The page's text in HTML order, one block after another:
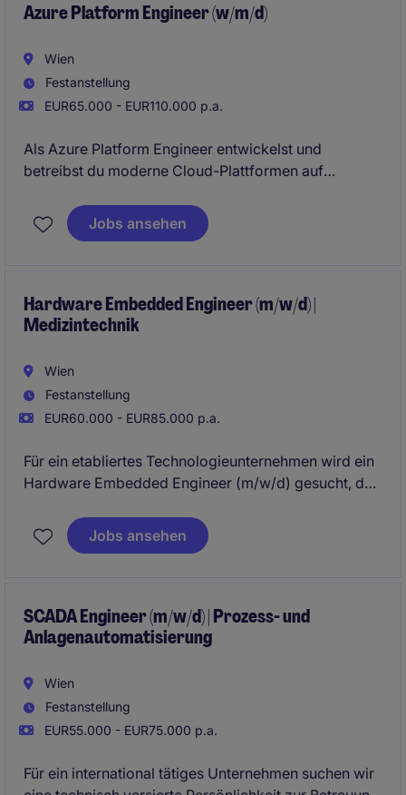
Azure Platform Engineer (w/m/d)
Wien
Festanstellung
EUR65.000 - EUR110.000 p.a.
Als Azure Platform Engineer entwickelst und
betreibst du moderne Cloud-Plattformen auf
Grundlage für sichere, skalierbare und automatisierte
Unternehmensanwendungen. Dabei setzt du
Teams bei der erfolgreichen Nutzung der Cloud-
Plattform.
Jobs ansehen
Hardware Embedded Engineer (m/w/d) |
Medizintechnik
Wien
Festanstellung
EUR60.000 - EUR85.000 p.a.
Für ein etabliertes Technologieunternehmen wird ein
Hardware Embedded Engineer (m/w/d) gesucht, der
von der Konzeptphase über die
Prototypenentwicklung bis hin zur
Jobs ansehen
SCADA Engineer (m/w/d) | Prozess- und
Anlagenautomatisierung
Wien
Festanstellung
EUR55.000 - EUR75.000 p.a.
Für ein international tätiges Unternehmen suchen wir